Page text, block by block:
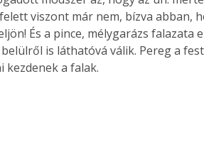
viszont már nem, bízva abban,
És a pince, mélygarázs falazata
is láthatóvá válik. Pereg a
kezdenek a falak.